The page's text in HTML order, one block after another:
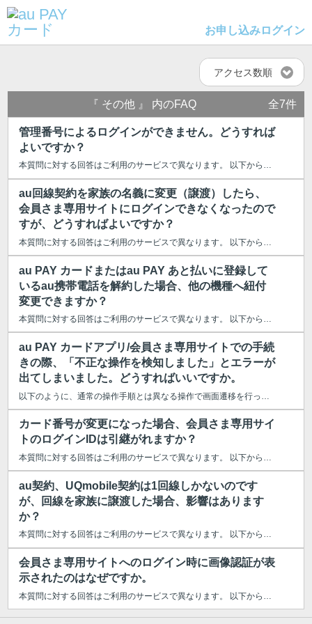
お申し込みログイン
アクセス数順
『 その他 』 内のFAQ 全7件
管理番号によるログインができません。どうすれば
よいですか？
本質問に対する回答はご利用のサービスで異なります。 以下からご利用のサー...
au回線契約を家族の名義に変更（譲渡）したら、
会員さま専用サイトにログインできなくなったので
すが、どうすればよいですか？
本質問に対する回答はご利用のサービスで異なります。 以下からご利用のサー...
au PAY カードまたはau PAY あと払いに登録して
いるau携帯電話を解約した場合、他の機種へ紐付
変更できますか？
本質問に対する回答はご利用のサービスで異なります。 以下からご利用のサー...
au PAY カードアプリ/会員さま専用サイトでの手続
きの際、「不正な操作を検知しました」とエラーが
出てしまいました。どうすればいいですか。
カード番号が変更になった場合、会員さま専用サイ
トのログインIDは引継がれますか？
本質問に対する回答はご利用のサービスで異なります。 以下からご利用のサービ...
au契約、UQmobile契約は1回線しかないのです
が、回線を家族に譲渡した場合、影響はあります
か？
本質問に対する回答はご利用のサービスで異なります。 以下からご利用のサー...
会員さま専用サイトへのログイン時に画像認証が表
示されたのはなぜですか。